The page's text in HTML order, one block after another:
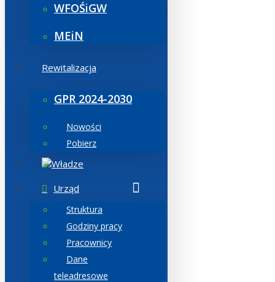
WFOŚiGW
MEiN
Rewitalizacja
GPR 2024-2030
Nowości
Pobierz
Władze
Urząd
Struktura
Godziny pracy
Pracownicy
Dane
teleadresowe